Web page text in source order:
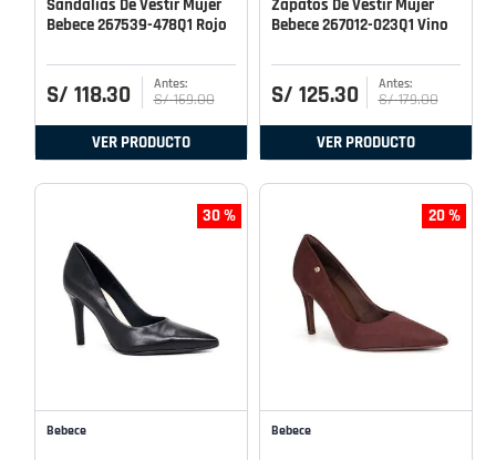
Sandalias De Vestir Mujer
Bebece 267539-478Q1 Rojo
S/ 118.30 S/ 169.00
VER PRODUCTO
Zapatos De Vestir Mujer
Bebece 267012-023Q1 Vino
S/ 125.30 S/ 179.00
VER PRODUCTO
30 %
Bebece
20 %
Bebece